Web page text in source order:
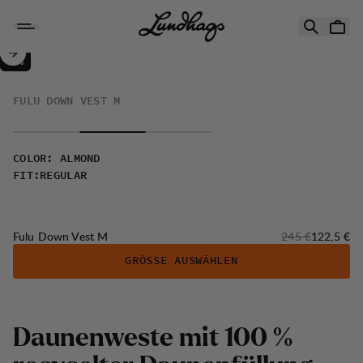
Fulu Down Vest M
VERKAUF
50%
FULU DOWN VEST M
COLOR : ALMOND
FIT: REGULAR
Fulu Down Vest M Originalpreis:
245 €122,5 €
GRÖSSE AUSWÄHLEN
Daunenweste mit 100 %